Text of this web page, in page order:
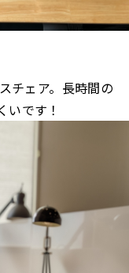
チェア。長時間の
いです！